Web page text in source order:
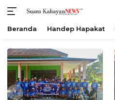
konten
Beranda Handep Hapakat
«